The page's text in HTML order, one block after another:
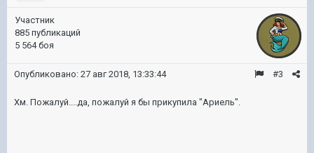
Участник
885 публикаций
5 564 боя
#3
Опубликовано: 27 авг 2018, 13:33:44
Хм. Пожалуй....да, пожалуй я бы прикупила "Ариель".